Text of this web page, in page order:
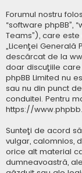
Forumul nostru
“software phpBB”,
Teams”), care
„Licenţei Generală
descărcat de la
doar discuţiile
phpBB Limited nu
sau nu din punct
conduitei. Pentru
https://
Sunteţi de acord
vulgar, calomnios,
orice alt material
dumneavoastră,